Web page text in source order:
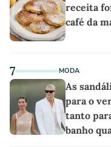
receita
café da
7 MODA
As
para o
tanto
banho